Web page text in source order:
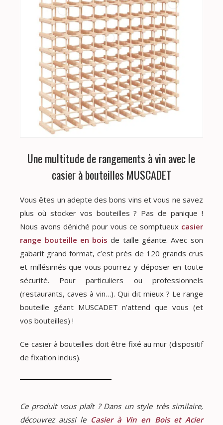
Une multitude de rangements à vin avec le
casier à bouteilles MUSCADET
Vous êtes un adepte des bons vins et vous ne savez
plus où stocker vos bouteilles ? Pas de panique !
Nous avons déniché pour vous ce somptueux casier
range bouteille en bois de taille géante. Avec son
gabarit grand format, c’est près de 120 grands crus
et millésimés que vous pourrez y déposer en toute
sécurité. Pour particuliers ou professionnels
(restaurants, caves à vin…). Qui dit mieux ? Le range
bouteille géant MUSCADET n’attend que vous (et
vos bouteilles) !
Ce casier à bouteilles doit être fixé au mur (dispositif
de fixation inclus).
Ce produit vous plaît ? Dans un style très similaire,
découvrez aussi le Casier à Vin en Bois et Acier